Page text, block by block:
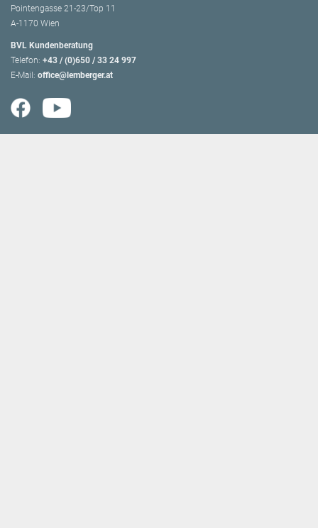
Pointengasse 21-23/Top 11
A-1170 Wien
BVL Kundenberatung
Telefon: +43 / (0)650 / 33 24 997
E-Mail: office@lemberger.at